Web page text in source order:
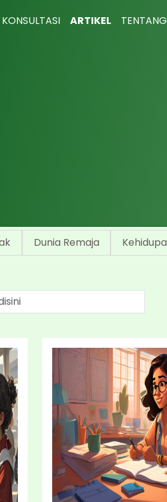
KONSULTASI ARTIKEL TENTANG
Dunia Remaja